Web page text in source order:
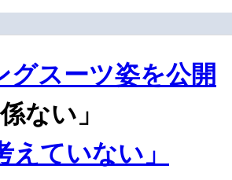
スーツ姿を公開
ない」
ていない」